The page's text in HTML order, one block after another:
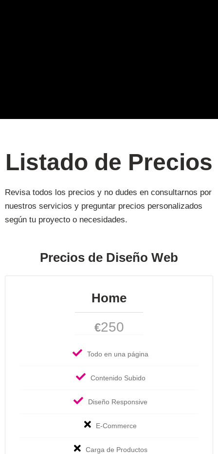
Listado de Precios
Revisa todos los precios y no dudes en consultarnos por
nuestros servicios y preguntar precios personalizados
según tu proyecto o necesidades.
Precios de Diseño Web
Home
€250
Todo en una página
Contenido Subido
Diseño Responsive
E-Commerce
Carga de Productos